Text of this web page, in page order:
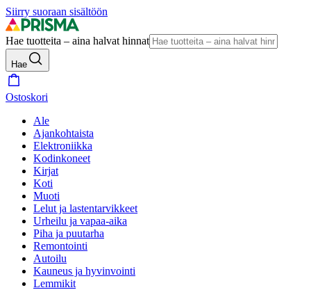
Siirry suoraan sisältöön
Hae tuotteita – aina halvat hinnat
Hae
Ostoskori
Ale
Ajankohtaista
Elektroniikka
Kodinkoneet
Kirjat
Koti
Muoti
Lelut ja lastentarvikkeet
Urheilu ja vapaa-aika
Piha ja puutarha
Remontointi
Autoilu
Kauneus ja hyvinvointi
Lemmikit